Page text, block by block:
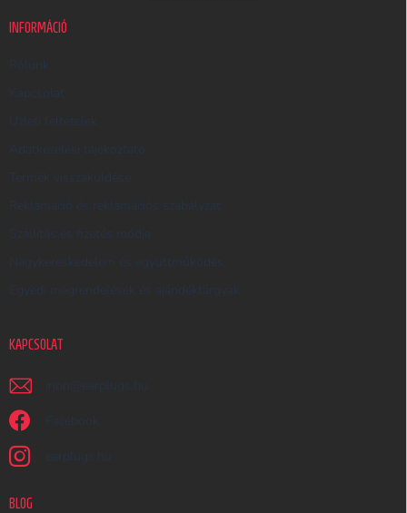
INFORMÁCIÓ
Rólunk
Kapcsolat
Üzleti feltételek
Adatkezelési tájékoztató
Termék visszaküldése
Reklamáció és reklamációs szabályzat
Szállítás és fizetés módja
Nagykereskedelem és együttműködés
Egyedi megrendelések és ajándéktárgyak
KAPCSOLAT
irjon @ earplugs.hu
Facebook
earplugs.hu
BLOG